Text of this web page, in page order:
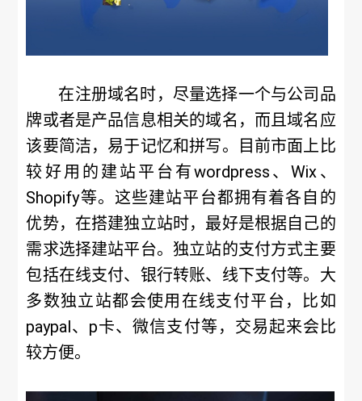
在注册域名时，尽量选择一个与公司品
牌或者是产品信息相关的域名，而且域名应
该要简洁，易于记忆和拼写。目前市面上比
较好用的建站平台有wordpress、Wix、
Shopify等。这些建站平台都拥有着各自的
优势，在搭建独立站时，最好是根据自己的
需求选择建站平台。独立站的支付方式主要
包括在线支付、银行转账、线下支付等。大
多数独立站都会使用在线支付平台，比如
paypal、p卡、微信支付等，交易起来会比
较方便。